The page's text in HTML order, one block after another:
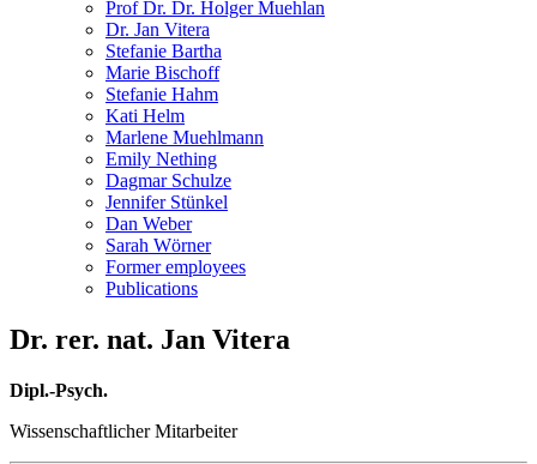
Prof Dr. Dr. Holger Muehlan
Dr. Jan Vitera
Stefanie Bartha
Marie Bischoff
Stefanie Hahm
Kati Helm
Marlene Muehlmann
Emily Nething
Dagmar Schulze
Jennifer Stünkel
Dan Weber
Sarah Wörner
Former employees
Publications
Dr. rer. nat. Jan Vitera
Dipl.-Psych.
Wissenschaftlicher Mitarbeiter